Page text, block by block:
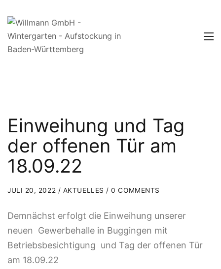
Einweihung und Tag
der offenen Tür am
18.09.22
JULI 20, 2022 / AKTUELLES / 0 COMMENTS
Demnächst erfolgt die Einweihung unserer
neuen Gewerbehalle in Buggingen mit
Betriebsbesichtigung und Tag der offenen Tür
am 18.09.22